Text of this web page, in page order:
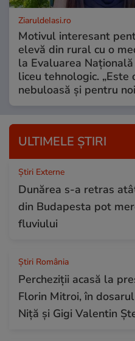
ZiaruldeIasi.ro
Motivul interesant
elevă din rural cu o
la Evaluarea
liceu tehnologic. „Este
nebuloasă și pentru
ULTIMELE ȘTIRI
Știri Externe
Dunărea s-a retras
din Budapesta pot
fluviului
Știri România
Percheziții acasă la
Florin Mitroi, în
Niță și Gigi Valentin